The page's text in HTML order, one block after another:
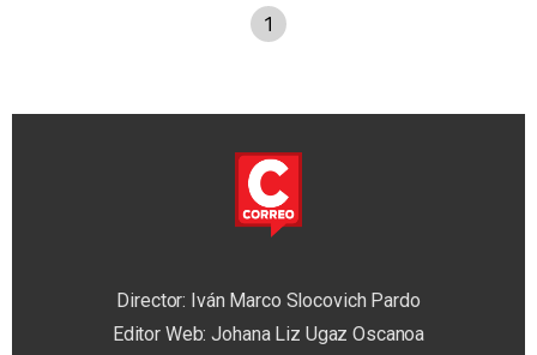
1
Director: Iván Marco Slocovich Pardo
Editor Web: Johana Liz Ugaz Oscanoa